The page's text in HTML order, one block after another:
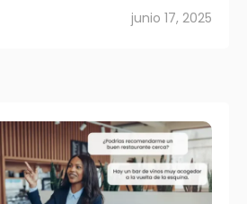
junio 17, 2025